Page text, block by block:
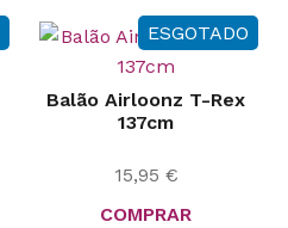
ESGOTADO
Balão Airloonz T-Rex
137cm
15,95 €
COMPRAR